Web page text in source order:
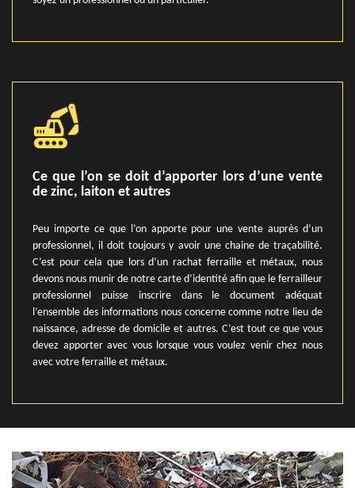
Ce que l’on se doit d’apporter lors d’une vente
de zinc, laiton et autres
Peu importe ce que l’on apporte pour une vente auprès d’un
professionnel, il doit toujours y avoir une chaine de traçabilité.
C’est pour cela que lors d’un rachat ferraille et métaux, nous
devons nous munir de notre carte d’identité afin que le ferrailleur
professionnel puisse inscrire dans le document adéquat
l’ensemble des informations nous concerne comme notre lieu de
naissance, adresse de domicile et autres. C’est tout ce que vous
devez apporter avec vous lorsque vous voulez venir chez nous
avec votre ferraille et métaux.